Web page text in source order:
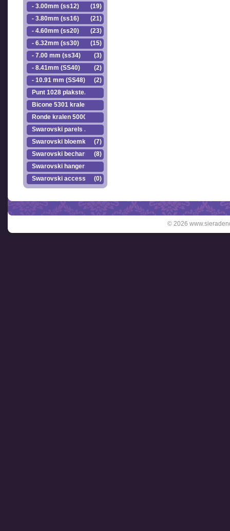
- 3.00mm (ss12)
(19)
- 3.80mm (ss16)
(21)
- 4.60mm (ss20)
(23)
- 6.32mm (ss30)
(15)
- 7.00 mm (ss34)
(3)
- 8.41mm (SS40)
(2)
- 10.91 mm (SS48)
(2)
Punt 1028 plakste..
Bicone 5301 kralen.
Ronde kralen 5000
Swarovski parels ..
Swarovski bloemkr..
(7)
Swarovski becharmed(8)
Swarovski hangers
Swarovski accesso..
(0)
© 2026